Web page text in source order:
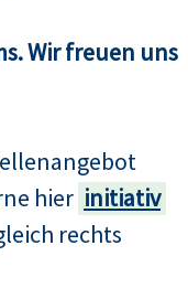
Wir freuen uns
hier initiativ
rechts